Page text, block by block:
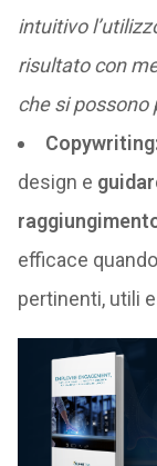
intuitivo
risultato con
che si possono
design e
efficace
pertinenti, utili